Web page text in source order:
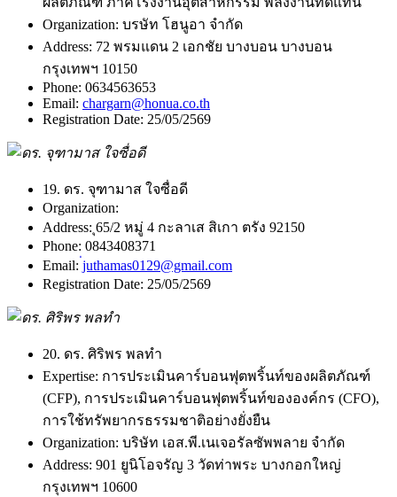
Organization: บรษัท โฮนูอา จำกัด
Address: 72 พรมแดน 2 เอกชัย บางบอน บางบอน
กรุงเทพฯ 10150
Phone: 0634563653
Email: chargarn@honua.co.th
Registration Date: 25/05/2569
19. ดร. จุฑามาส ใจซื่อดี
Organization:
Address: ุ65/2 หมู่ 4 กะลาเส สิเกา ตรัง 92150
Phone: 0843408371
Email: ่juthamas0129@gmail.com
Registration Date: 25/05/2569
20. ดร. ศิริพร พลทำ
Expertise: การประเมินคาร์บอนฟุตพริ้นท์ของผลิตภัณฑ์
(CFP), การประเมินคาร์บอนฟุตพริ้นท์ขององค์กร (CFO),
การใช้ทรัพยากรธรรมชาติอย่างยั่งยืน
Organization: บริษัท เอส.พี.เนเจอรัลซัพพลาย จำกัด
Address: 901 ยูนิโอจรัญ 3 วัดท่าพระ บางกอกใหญ่
กรุงเทพฯ 10600